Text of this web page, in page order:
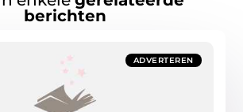
berichten
ADVERTEREN